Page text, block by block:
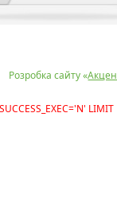
Розробка сайту «
LIMIT